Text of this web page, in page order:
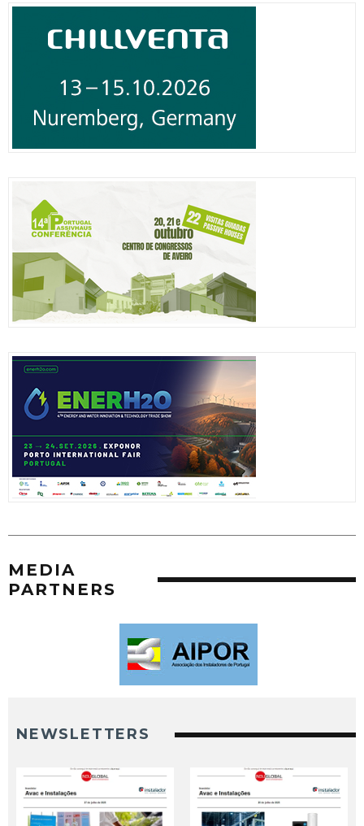
MEDIA
PARTNERS
NEWSLETTERS